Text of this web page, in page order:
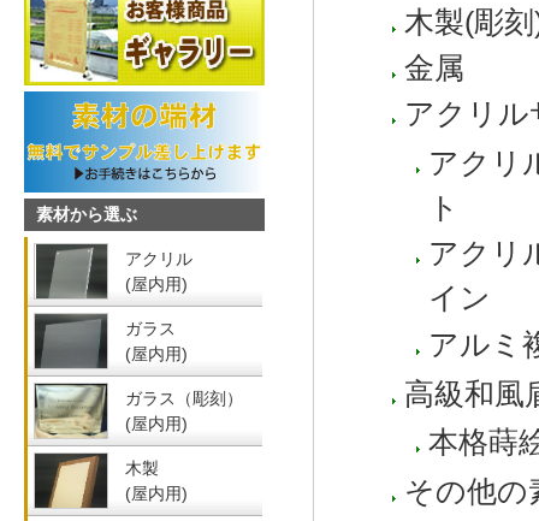
木製(彫
金属
アクリル
アクリ
ト
アクリ
イン
アルミ
高級和風
本格蒔
その他の
素材から選ぶ
アクリル
(屋内用)
ガラス
(屋内用)
ガラス（彫刻）
(屋内用)
木製
(屋内用)